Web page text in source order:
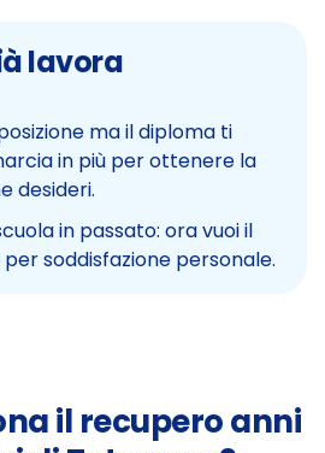
lavora
ma il diploma ti
in più per ottenere la
desideri.
in passato: ora vuoi il
soddisfazione personale.
il recupero anni